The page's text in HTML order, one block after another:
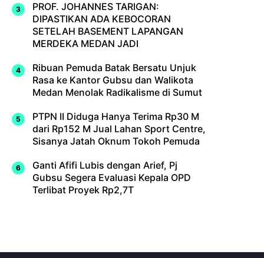
PROF. JOHANNES TARIGAN:
DIPASTIKAN ADA KEBOCORAN
SETELAH BASEMENT LAPANGAN
MERDEKA MEDAN JADI
Ribuan Pemuda Batak Bersatu Unjuk
Rasa ke Kantor Gubsu dan Walikota
Medan Menolak Radikalisme di Sumut
PTPN II Diduga Hanya Terima Rp30 M
dari Rp152 M Jual Lahan Sport Centre,
Sisanya Jatah Oknum Tokoh Pemuda
Ganti Afifi Lubis dengan Arief, Pj
Gubsu Segera Evaluasi Kepala OPD
Terlibat Proyek Rp2,7T